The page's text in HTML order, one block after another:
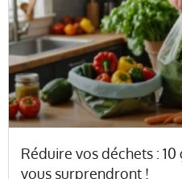
Réduire vos déchets :
vous surprendront !